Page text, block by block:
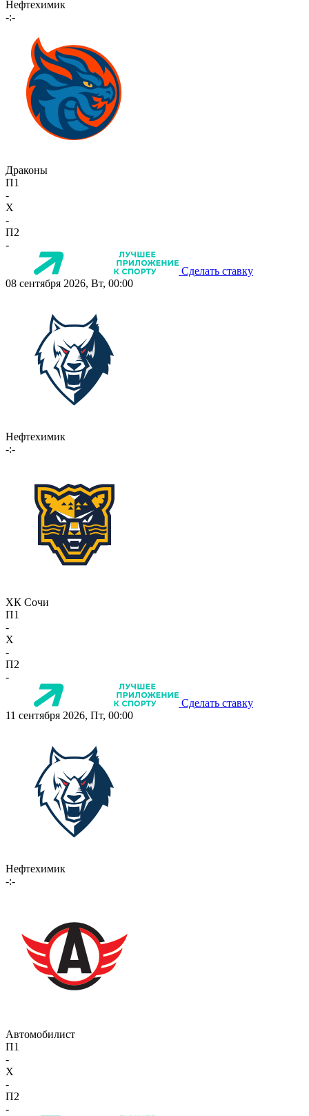
Нефтехимик
-:-
Драконы
П1
-
X
-
П2
-
Сделать ставку
08 сентября 2026, Вт, 00:00
Нефтехимик
-:-
ХК Сочи
П1
-
X
-
П2
-
Сделать ставку
11 сентября 2026, Пт, 00:00
Нефтехимик
-:-
Автомобилист
П1
-
X
-
П2
-